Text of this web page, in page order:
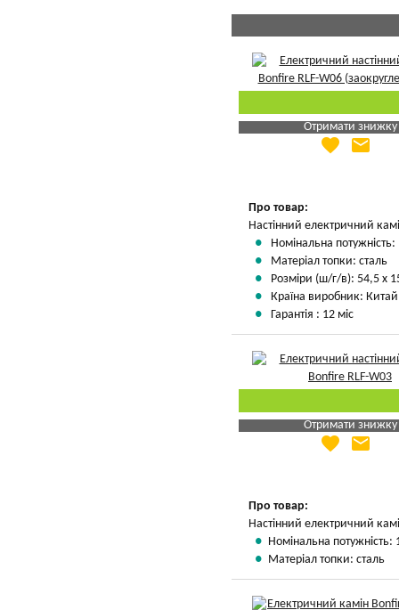
Отримати знижку
Яка Ваша ціна
favorite email
Про товар:
Настінний електричний
Номінальна потужність:
Матеріал топки: сталь
Розміри (ш/г/в): 54,5 х
Країна виробник: Китай
Гарантія : 12 міс
Отримати знижку
Яка Ваша ціна
favorite email
Про товар:
Настінний електричний
Номінальна потужність:
Матеріал топки: сталь